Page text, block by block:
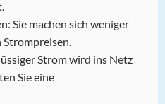
Sie machen sich weniger
Strom wird ins Netz
Sie eine